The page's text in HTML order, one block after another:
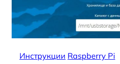
Инструкции Raspberry Pi